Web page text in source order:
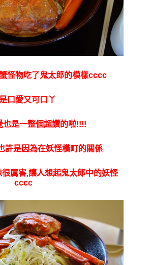
怪物吃了鬼太郎的模樣cccc
口愛又可口丫
也是一整個超讚的啦!!!!
許是因為在妖怪橫町的關係
厲害,讓人想起鬼太郎中的妖怪
cccc